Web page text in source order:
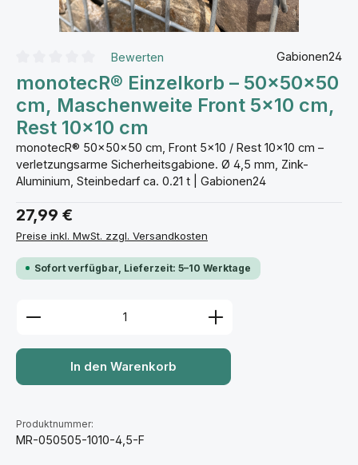
Durchschnittliche Bewertung von 0 von 5 Sternen
Bewerten Gabionen24
monotecR® Einzelkorb – 50×50×50
cm, Maschenweite Front 5×10 cm,
Rest 10×10 cm
monotecR® 50×50×50 cm, Front 5×10 / Rest 10×10 cm –
verletzungsarme Sicherheitsgabione. Ø 4,5 mm, Zink-
Aluminium, Steinbedarf ca. 0.21 t | Gabionen24
27,99 €
Preise inkl. MwSt. zzgl. Versandkosten
Sofort verfügbar, Lieferzeit: 5–10 Werktage
Produkt Anzahl: Gib den gewünschten Wert ein
In den Warenkorb
Produktnummer:
MR-050505-1010-4,5-F